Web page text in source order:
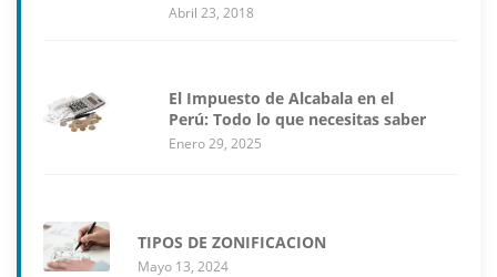
Abril 23, 2018
El Impuesto de Alcabala en el
Perú: Todo lo que necesitas saber
Enero 29, 2025
TIPOS DE ZONIFICACION
Mayo 13, 2024